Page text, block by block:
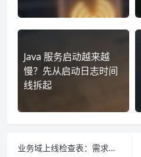
Java 服务启动越来越
慢？先从启动日志时间
线拆起
业务域上线检查表：需求、接口、数据、任务和回滚